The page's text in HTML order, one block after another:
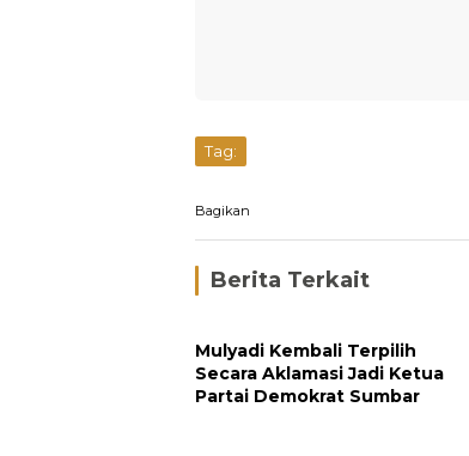
Tag:
Bagikan
Berita Terkait
Mulyadi Kembali Terpilih
Secara Aklamasi Jadi Ketua
Partai Demokrat Sumbar